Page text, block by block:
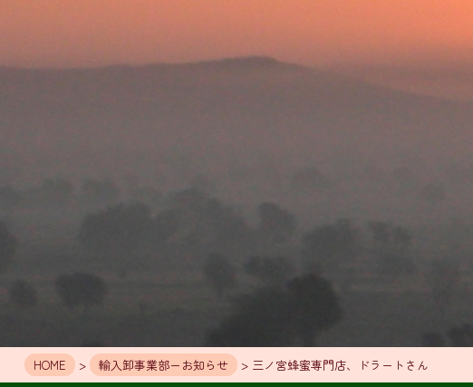
HOME > 輸入卸事業部ーお知らせ > 三ノ宮蜂蜜専門店、ドラートさん